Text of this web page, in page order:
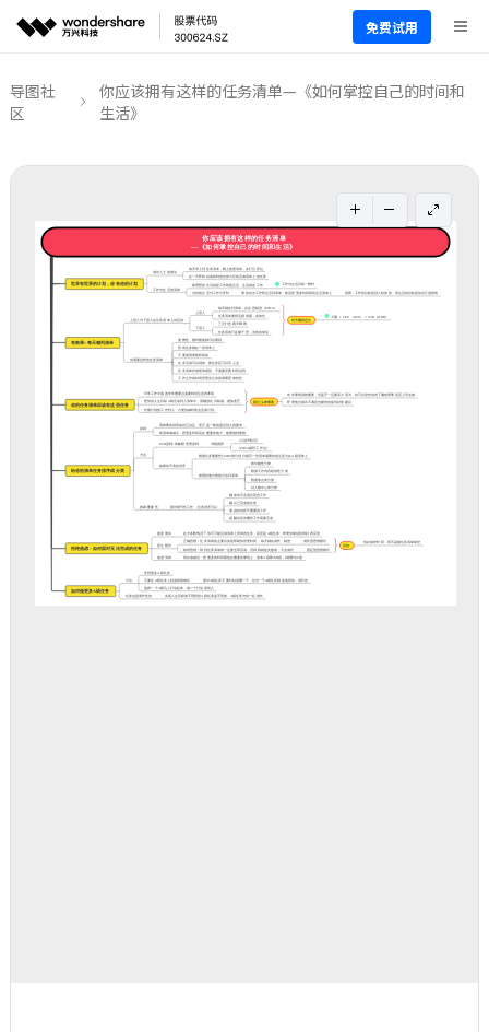
免费试用
导图社
区
你应该拥有这样的任务清单—《如何掌控自己的时间和
生活》